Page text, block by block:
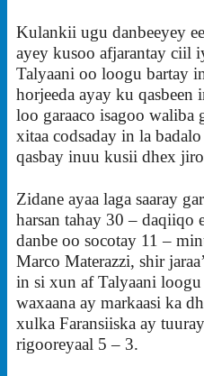
Kulankii ugu danbeeyey
ayey kusoo afjarantay ciil
Talyaani oo loogu bartay
horjeeda ayay ku
loo garaaco isagoo waliba
xitaa codsaday in la
qasbay inuu kusii dhex
Zidane ayaa laga saaray
harsan tahay 30 – daqiiqo
danbe oo socotay 11 –
Marco Materazzi, shir
in si xun af Talyaani loogu
waxaana ay markaasi ka
xulka Faransiiska ay
rigooreyaal 5 – 3.